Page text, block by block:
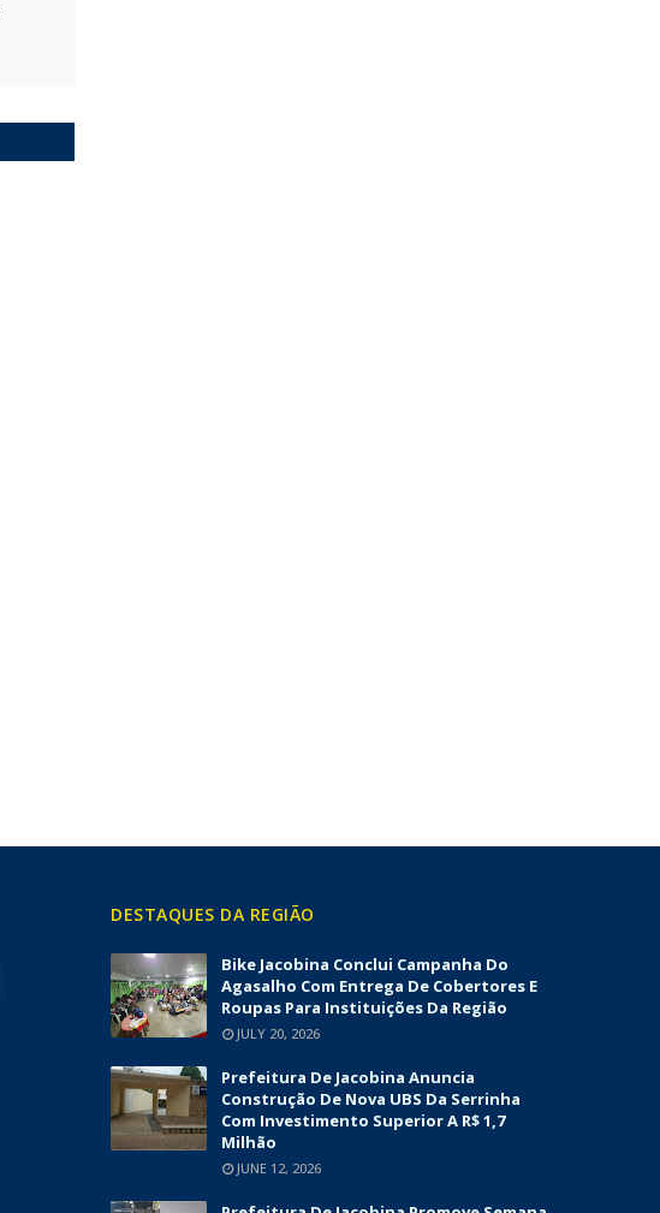
DESTAQUES DA REGIÃO
Bike Jacobina Conclui Campanha Do
Agasalho Com Entrega De Cobertores E
Roupas Para Instituições Da Região
JULY 20, 2026
Prefeitura De Jacobina Anuncia
Construção De Nova UBS Da Serrinha
Com Investimento Superior A R$ 1,7
Milhão
JUNE 12, 2026